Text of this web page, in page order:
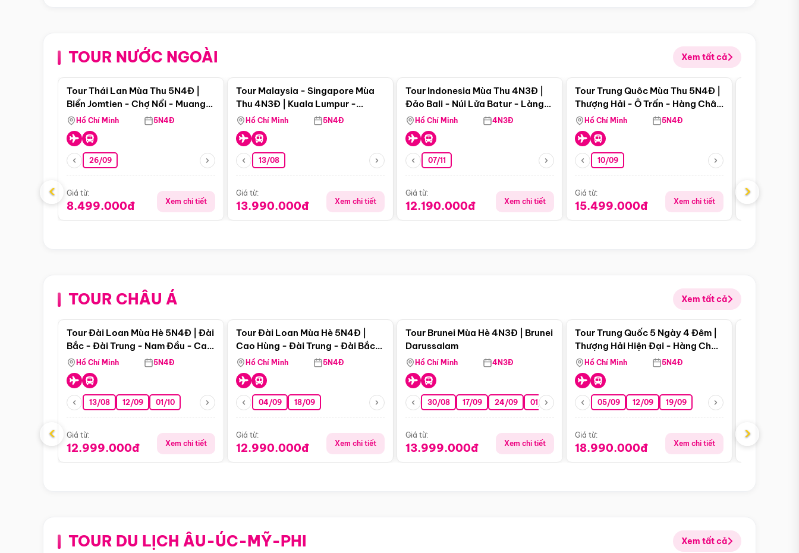
TOUR NƯỚC NGOÀI Xem tất cả
Điểm nổi bật
Tour Thái Lan Mùa Thu 5N4Đ |
Biển Jomtien - Chợ Nổi - Muang
Boran - Suanthai
Hồ Chí Minh 5N4Đ
26/09
Giá từ:
8.499.000đ Xem chi tiết
Tour Malaysia - Singapore Mùa
Thu 4N3Đ | Kuala Lumpur -
Malacca - Johor Baru -
Singapore
Hồ Chí Minh 5N4Đ
13/08
Giá từ:
13.990.000đ Xem chi tiết
Tour Indonesia Mùa Thu 4N3Đ |
Đảo Bali - Núi Lửa Batur - Làng
Penglipuran
Hồ Chí Minh 4N3Đ
07/11
Giá từ:
12.190.000đ Xem chi tiết
Điểm nổi bật
Tour Trung Quôc Mùa Thu 5N4Đ |
Thượng Hải - Ô Trấn - Hàng Châu
(Tour Không Shopping)
Hồ Chí Minh 5N4Đ
10/09
Giá từ:
15.499.000đ Xem chi tiết
Giá từ:
‹ ›
TOUR CHÂU Á Xem tất cả
Điểm nổi bật
Tour Đài Loan Mùa Hè 5N4Đ | Đài
Bắc - Đài Trung - Nam Đầu - Cao
Hùng ( Bay Vn)
Hồ Chí Minh 5N4Đ
13/08 12/09 01/10
Giá từ:
12.999.000đ Xem chi tiết
Tour Đài Loan Mùa Hè 5N4Đ |
Cao Hùng - Đài Trung - Đài Bắc
(Bay Vj)
Hồ Chí Minh 5N4Đ
04/09 18/09
Giá từ:
12.990.000đ Xem chi tiết
Tour Brunei Mùa Hè 4N3Đ | Brunei
Darussalam
Hồ Chí Minh 4N3Đ
30/08 17/09 24/09 01/10 15/10 29/10
Giá từ:
13.999.000đ Xem chi tiết
Điểm nổi bật
Tour Trung Quốc 5 Ngày 4 Đêm |
Thượng Hải Hiện Đại - Hàng Châu
Nên Thơ - Ô Trấn Cổ Kính
Hồ Chí Minh 5N4Đ
05/09 12/09 19/09
Giá từ:
18.990.000đ Xem chi tiết
Giá từ:
‹ ›
TOUR DU LỊCH ÂU-ÚC-MỸ-PHI Xem tất cả
Điểm nổi bật Điểm nổi bật